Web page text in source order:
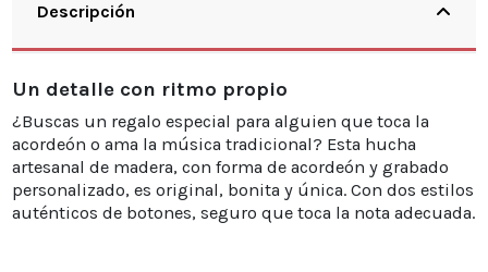
Descripción
Un detalle con ritmo propio
¿Buscas un regalo especial para alguien que toca la
acordeón o ama la música tradicional? Esta hucha
artesanal de madera, con forma de acordeón y grabado
personalizado, es original, bonita y única. Con dos estilos
auténticos de botones, seguro que toca la nota adecuada.